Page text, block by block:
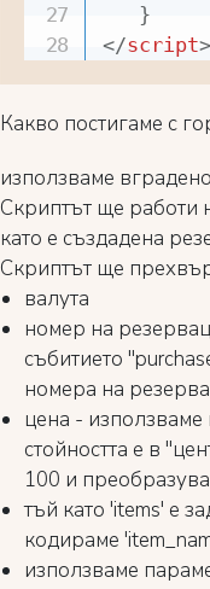
}
</script>
Какво постигаме с
използваме
Скриптът ще работи
като е създадена
Скриптът ще
валута
номер на
събитието
номера на
цена - използваме
стойността е в
100 и
тъй като 'items' е
кодираме
използваме